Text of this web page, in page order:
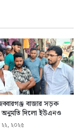
বাজার সড়ক
অনুমতি দিলো ইউএনও
২২, ২০২৫